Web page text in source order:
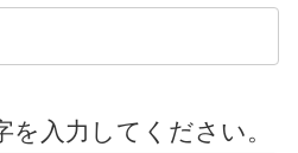
を入力してください。